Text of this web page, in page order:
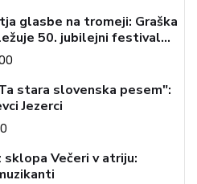
glasbe na tromeji: Graška
50. jubilejni festival
glasbe
stara slovenska pesem":
Jezerci
sklopa Večeri v atriju: